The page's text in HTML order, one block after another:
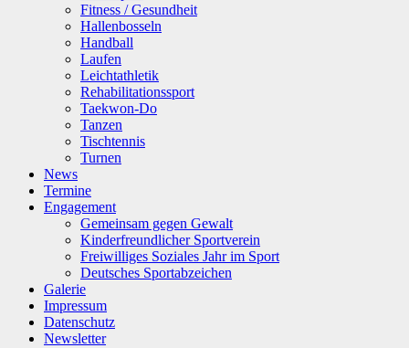
Fitness / Gesundheit
Hallenbosseln
Handball
Laufen
Leichtathletik
Rehabilitationssport
Taekwon-Do
Tanzen
Tischtennis
Turnen
News
Termine
Engagement
Gemeinsam gegen Gewalt
Kinderfreundlicher Sportverein
Freiwilliges Soziales Jahr im Sport
Deutsches Sportabzeichen
Galerie
Impressum
Datenschutz
Newsletter